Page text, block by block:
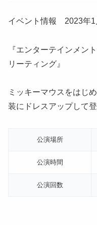
イベント情報 2023年1
『エンターテインメ
リーティング』
ミッキーマウスをはじ
装にドレスアップして登
公演場所
公演時間
公演回数